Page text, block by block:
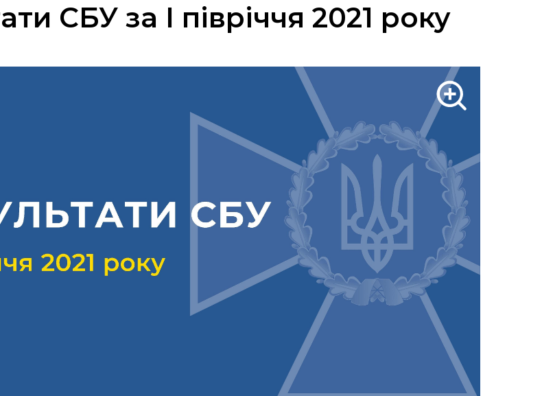
СБУ за I півріччя 2021 року